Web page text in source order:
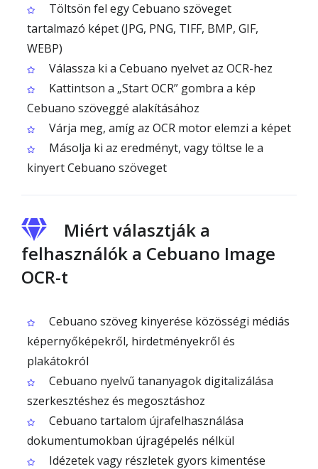
Töltsön fel egy Cebuano szöveget
tartalmazó képet (JPG, PNG, TIFF, BMP, GIF,
WEBP)
Válassza ki a Cebuano nyelvet az OCR-hez
Kattintson a „Start OCR” gombra a kép
Cebuano szöveggé alakításához
Várja meg, amíg az OCR motor elemzi a képet
Másolja ki az eredményt, vagy töltse le a
kinyert Cebuano szöveget
Miért választják a
felhasználók a Cebuano Image
OCR-t
Cebuano szöveg kinyerése közösségi médiás
képernyőképekről, hirdetményekről és
plakátokról
Cebuano nyelvű tananyagok digitalizálása
szerkesztéshez és megosztáshoz
Cebuano tartalom újrafelhasználása
dokumentumokban újragépelés nélkül
Idézetek vagy részletek gyors kimentése